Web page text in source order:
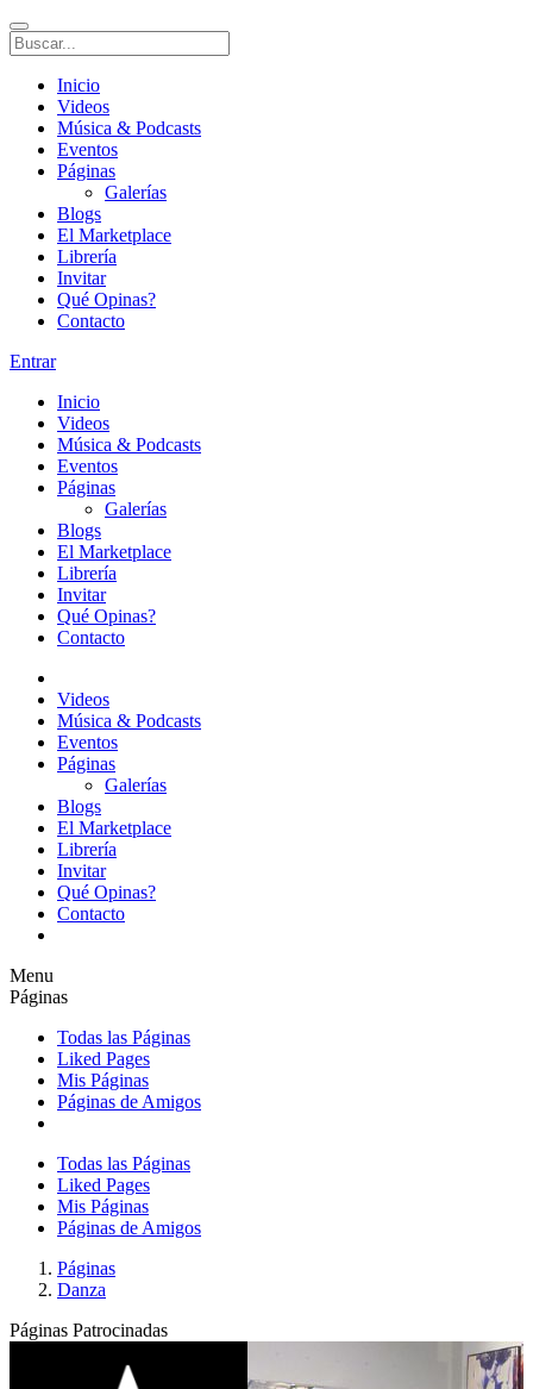
Inicio
Videos
Música & Podcasts
Eventos
Páginas
Galerías
Blogs
El Marketplace
Librería
Invitar
Qué Opinas?
Contacto
Entrar
Inicio
Videos
Música & Podcasts
Eventos
Páginas
Galerías
Blogs
El Marketplace
Librería
Invitar
Qué Opinas?
Contacto
Videos
Música & Podcasts
Eventos
Páginas
Galerías
Blogs
El Marketplace
Librería
Invitar
Qué Opinas?
Contacto
Menu
Páginas
Todas las Páginas
Liked Pages
Mis Páginas
Páginas de Amigos
Todas las Páginas
Liked Pages
Mis Páginas
Páginas de Amigos
Páginas
Danza
Páginas Patrocinadas